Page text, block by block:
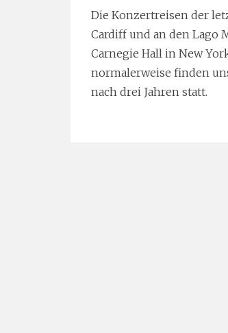
Die Konzertreisen der
Cardiff und an den Lago
Carnegie Hall in New
normalerweise finden
nach drei Jahren statt.